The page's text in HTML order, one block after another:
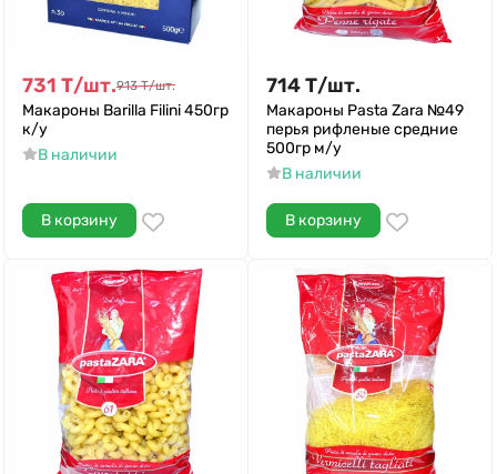
731 Т/шт.913 Т/шт.
Макароны Barilla Filini 450гр
к/у
В наличии
В корзину
714Т/шт.
Макароны Pasta Zara №49
перья рифленые средние
500гр м/у
В наличии
В корзину